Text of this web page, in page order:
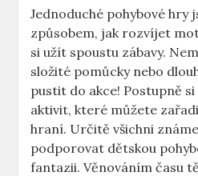
Jednoduché pohybové hry
způsobem, jak rozvíjet
si užít spoustu zábavy.
složité pomůcky nebo
pustit do akce! Postupně
aktivit, které můžete
hraní. Určitě všichni
podporovat dětskou
fantazii. Věnováním času